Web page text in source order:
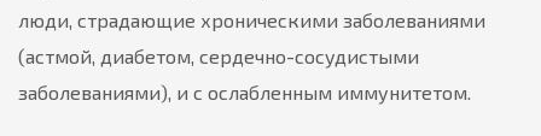
люди, страдающие хроническими заболеваниями
(астмой, диабетом, сердечно-сосудистыми
заболеваниями), и с ослабленным иммунитетом.